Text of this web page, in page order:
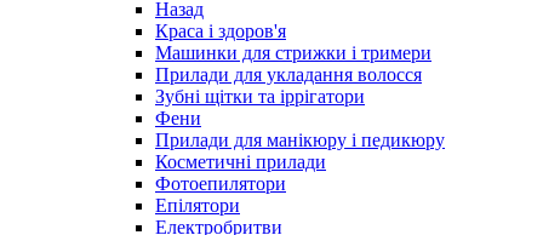
Назад
Краса і здоров'я
Машинки для стрижки і тримери
Прилади для укладання волосся
Зубні щітки та іррігатори
Фени
Прилади для манікюру і педикюру
Косметичні прилади
Фотоепилятори
Епілятори
Електробритви